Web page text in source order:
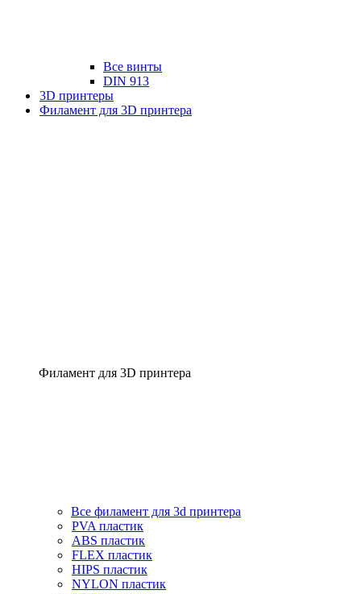
Все винты
DIN 913
3D принтеры
Филамент для 3D принтера
Филамент для 3D принтера
Все филамент для 3d принтера
PVA пластик
ABS пластик
FLEX пластик
HIPS пластик
NYLON пластик